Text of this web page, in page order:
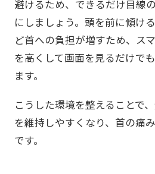
避けるため、できるだけ目線
にしましょう。頭を前に傾け
ど首への負担が増すため、ス
を高くして画面を見るだけで
ます。
こうした環境を整えることで
を維持しやすくなり、首の痛
です。